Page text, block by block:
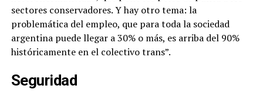
sectores conservadores. Y hay otro tema: la
problemática del empleo, que para toda la sociedad
argentina puede llegar a 30% o más, es arriba del 90%
históricamente en el colectivo trans”.
Seguridad